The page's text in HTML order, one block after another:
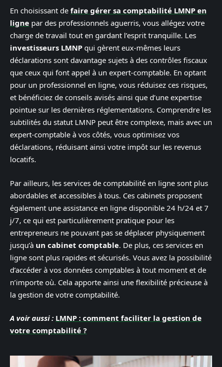
En choisissant de faire gérer sa comptabilité LMNP en
ligne par des professionnels aguerris, vous allégez votre
charge de travail tout en gardant l’esprit tranquille. Les
investisseurs LMNP qui gèrent eux-mêmes leurs
déclarations sont davantage sujets à des contrôles fiscaux
que ceux qui font appel à un expert-comptable. En optant
pour un professionnel en ligne, vous réduisez ces risques,
et bénéficiez de conseils avisés ainsi que d’une expertise
pointue sur les dernières réglementations. Comprendre les
subtilités du statut LMNP peut être complexe, mais avec un
expert-comptable à vos côtés, vous optimisez vos
déclarations, réduisant ainsi votre impôt sur les revenus
locatifs.
Par ailleurs, les services de comptabilité en ligne sont plus
abordables et accessibles à tous. Ces cabinets proposent
également une assistance en ligne disponible 24 h/24 et 7
j/7, ce qui est particulièrement pratique pour les
entrepreneurs ne pouvant pas se déplacer physiquement
jusqu’à un cabinet comptable. De plus, ces services en
ligne sont plus rapides et sécurisés. Vous avez la possibilité
d’accéder à vos données comptables à tout moment et de
n’importe où. Cela apporte ainsi une flexibilité précieuse à
la gestion de votre comptabilité.
A voir aussi : LMNP : comment faciliter la gestion de
votre comptabilité ?